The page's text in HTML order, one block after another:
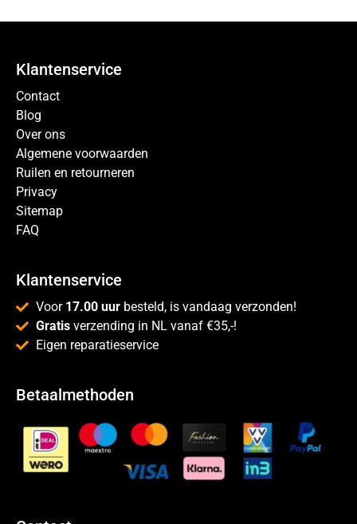
Klantenservice
Contact
Blog
Over ons
Algemene voorwaarden
Ruilen en retourneren
Privacy
Sitemap
FAQ
Klantenservice
Voor 17.00 uur besteld, is vandaag verzonden!
Gratis verzending in NL vanaf €35,-!
Eigen reparatieservice
Betaalmethoden